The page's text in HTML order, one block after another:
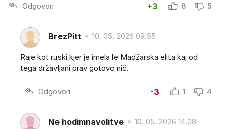
Odgovori +3 8 5
BrezPitt 10. 05. 2026 09.55
Raje kot ruski kjer je imela le Madžarska elita kaj od
tega državljani prav gotovo nič.
Odgovori -3 1 4
Ne hodimnavolitve 10. 05. 2026 14.08